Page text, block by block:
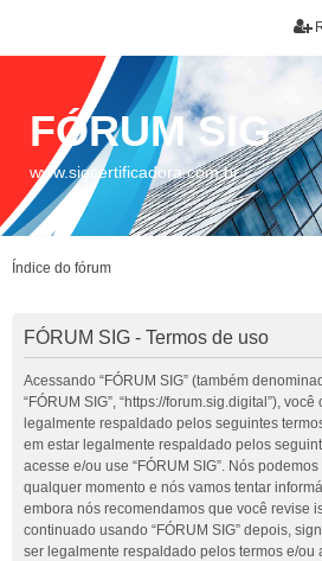
FÓRUM SIG
www.sigcertificadora.com.br
Índice do fórum
FÓRUM SIG - Termos de uso
Acessando “FÓRUM SIG” (também
“FÓRUM SIG”, “https://forum.sig.digital”),
legalmente respaldado pelos seguintes
em estar legalmente respaldado pelos
acesse e/ou use “FÓRUM SIG”. Nós
qualquer momento e nós vamos tentar
embora nós recomendamos que você revise
continuado usando “FÓRUM SIG” depois,
ser legalmente respaldado pelos termos e/ou